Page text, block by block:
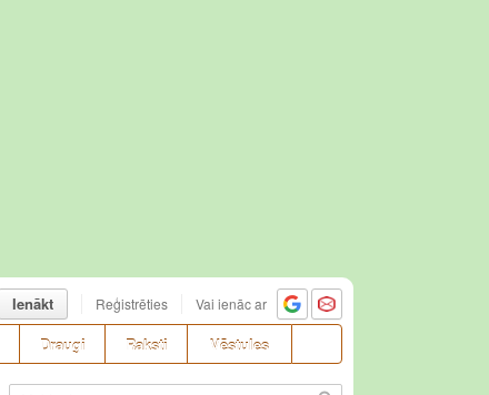
Ienākt Reģistrēties Vai ienāc ar
Draugi Raksti Vēstules